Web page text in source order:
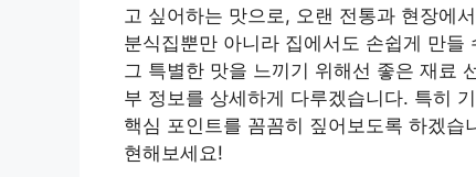
고 싶어하는 맛으로, 오랜 전통과 현장에
분식집뿐만 아니라 집에서도 손쉽게 만
그 특별한 맛을 느끼기 위해선 좋은 재료
부 정보를 상세하게 다루겠습니다. 특히
핵심 포인트를 꼼꼼히 짚어보도록 하겠
현해보세요!